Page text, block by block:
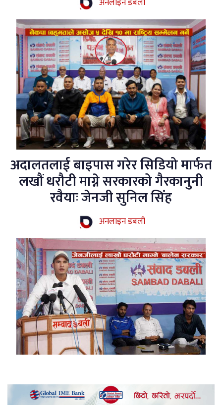
अनलाइन डबली
अदालतलाई बाइपास गरेर सिडियो मार्फत
लखौं धरौटी माग्ने सरकारको गैरकानुनी
रवैयाः जेनजी सुनिल सिंह
अनलाइन डबली